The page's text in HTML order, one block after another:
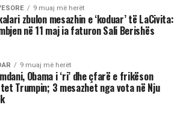
9 muaj më herët
zbulon mesazhin e ‘koduar’ të LaCivita:
në 11 maj ia faturon Sali Berishës
9 muaj më herët
Obama i ‘ri’ dhe çfarë e frikëson
Trumpin; 3 mesazhet nga vota në Nju